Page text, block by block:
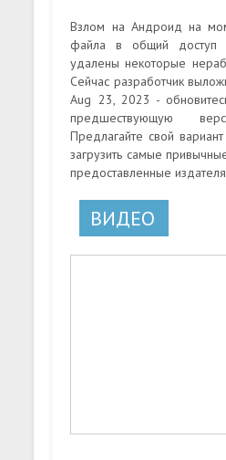
Взлом на Андроид на
файла в общий доступ
удалены некоторые
Сейчас разработчик
Aug 23, 2023 -
предшествующую
Предлагайте свой
загрузить самые
предоставленные
ВИДЕО